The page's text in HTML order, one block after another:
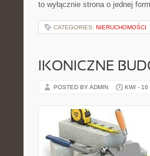
to wyłącznie strona o jednej
CATEGORIES: NIERUCHOMOŚCI
IKONICZNE
POSTED BY ADMIN KWI - 16